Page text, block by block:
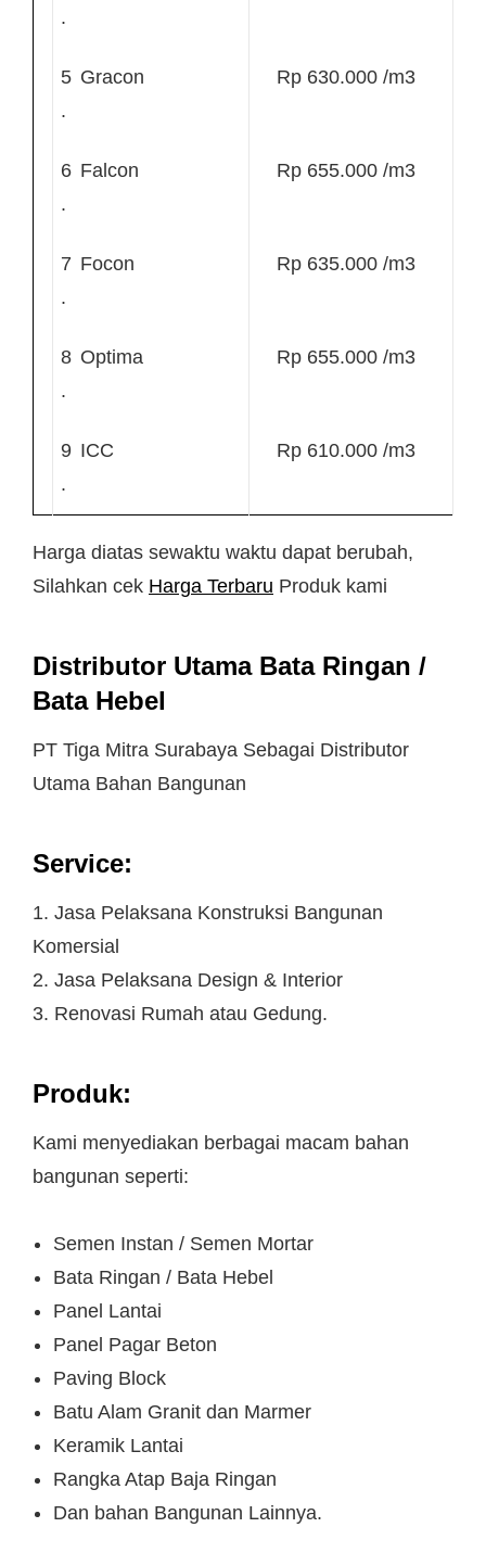
.
5
.
Gracon Rp 630.000 /m3
6
.
Falcon Rp 655.000 /m3
7
.
Focon Rp 635.000 /m3
8
.
Optima Rp 655.000 /m3
9
.
ICC Rp 610.000 /m3
Harga diatas sewaktu waktu dapat berubah,
Silahkan cek Harga Terbaru Produk kami
Distributor Utama Bata Ringan /
Bata Hebel
PT Tiga Mitra Surabaya Sebagai Distributor
Utama Bahan Bangunan
Service:
1. Jasa Pelaksana Konstruksi Bangunan
Komersial
2. Jasa Pelaksana Design & Interior
3. Renovasi Rumah atau Gedung.
Produk:
Kami menyediakan berbagai macam bahan
bangunan seperti:
Semen Instan / Semen Mortar
Bata Ringan / Bata Hebel
Panel Lantai
Panel Pagar Beton
Paving Block
Batu Alam Granit dan Marmer
Keramik Lantai
Rangka Atap Baja Ringan
Dan bahan Bangunan Lainnya.